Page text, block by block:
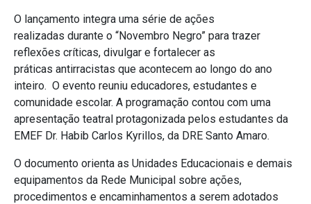
O lançamento integra uma série de ações
realizadas durante o “Novembro Negro” para trazer
reflexões críticas, divulgar e fortalecer as
práticas antirracistas que acontecem ao longo do ano
inteiro. O evento reuniu educadores, estudantes e
comunidade escolar. A programação contou com uma
apresentação teatral protagonizada pelos estudantes da
EMEF Dr. Habib Carlos Kyrillos, da DRE Santo Amaro.
O documento orienta as Unidades Educacionais e demais
equipamentos da Rede Municipal sobre ações,
procedimentos e encaminhamentos a serem adotados